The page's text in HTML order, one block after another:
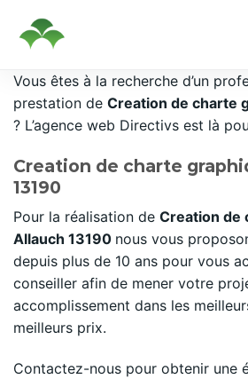
Passer
au
contenu
Vous êtes à la recherche d’un
prestation de Creation de charte
? L’agence web Directivs est là
Creation de charte
13190
Pour la réalisation de Creation de
Allauch 13190 nous vous
depuis plus de 10 ans pour vous
conseiller afin de mener votre
accomplissement dans les
meilleurs prix.
Contactez-nous pour obtenir une